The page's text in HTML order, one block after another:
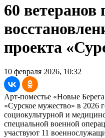
60 ветеранов
проекта
10 февраля 2026, 10:32
Арт-поместье «Новые
«Сурское мужество» в 2026
социокультурной и
специальной военной
участвуют 11